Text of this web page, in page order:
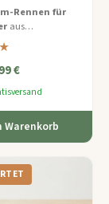
Rennen für
aus
Walnuss-
mit einem
Kopf-an-Kopf-
€
Warenkorb